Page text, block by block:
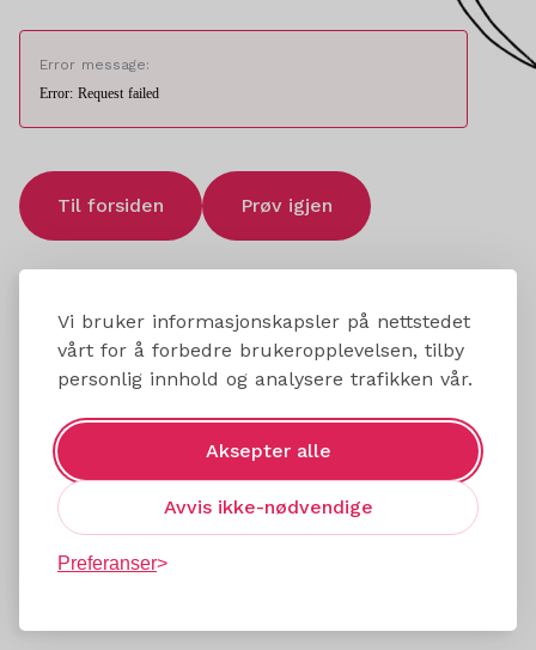
Vi bruker informasjonskapsler på nettstedet
vårt for å forbedre brukeropplevelsen, tilby
personlig innhold og analysere trafikken vår.
Aksepter alle
Avvis ikke-nødvendige
Preferanser
Error message:
Error: Request failed
Til forsiden Prøv igjen